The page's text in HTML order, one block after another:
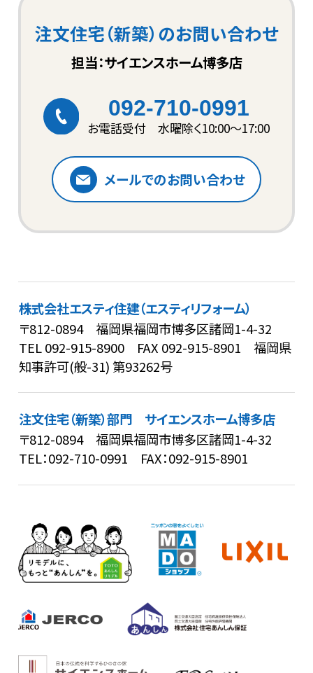
注文住宅（新築）のお問い合わせ
担当：サイエンスホーム博多店
092-710-0991
お電話受付 水曜除く10:00〜17:00
メールでのお問い合わせ
株式会社エスティ住建（エスティリフォーム）
〒812-0894 福岡県福岡市博多区諸岡1-4-32
TEL092-915-8900 FAX 092-915-8901 福岡県
知事許可(般-31) 第93262号
注文住宅（新築）部門 サイエンスホーム博多店
〒812-0894 福岡県福岡市博多区諸岡1-4-32
TEL：092-710-0991 FAX：092-915-8901